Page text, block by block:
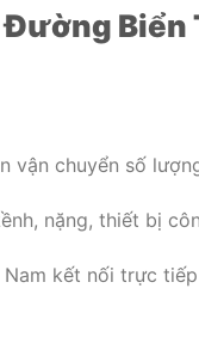
Đường
vận chuyển số
nặng, thiết bị
kết nối trực